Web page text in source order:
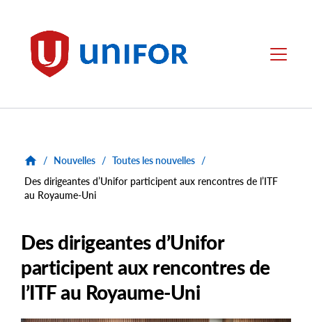
Unifor Menu
/ Nouvelles / Toutes les nouvelles /
Des dirigeantes d’Unifor participent aux rencontres de l’ITF
au Royaume-Uni
Des dirigeantes d’Unifor
participent aux rencontres de
l’ITF au Royaume-Uni